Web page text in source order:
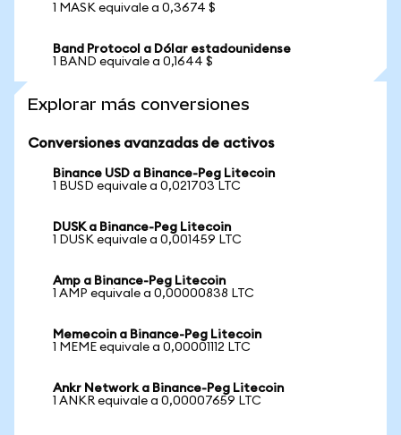
1 MASK equivale a 0,3674 $
Band Protocol a Dólar estadounidense
1 BAND equivale a 0,1644 $
Explorar más conversiones
Conversiones avanzadas de activos
Binance USD a Binance-Peg Litecoin
1 BUSD equivale a 0,021703 LTC
DUSK a Binance-Peg Litecoin
1 DUSK equivale a 0,001459 LTC
Amp a Binance-Peg Litecoin
1 AMP equivale a 0,00000838 LTC
Memecoin a Binance-Peg Litecoin
1 MEME equivale a 0,00001112 LTC
Ankr Network a Binance-Peg Litecoin
1 ANKR equivale a 0,00007659 LTC